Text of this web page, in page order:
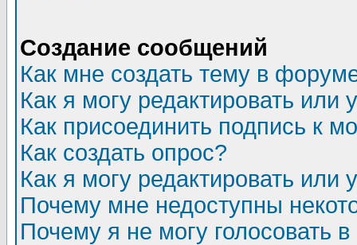
Создание сообщений
Как мне создать тему в
Как я могу редактировать или
Как присоединить подпись к
Как создать опрос?
Как я могу редактировать или
Почему мне недоступны
Почему я не могу голосовать